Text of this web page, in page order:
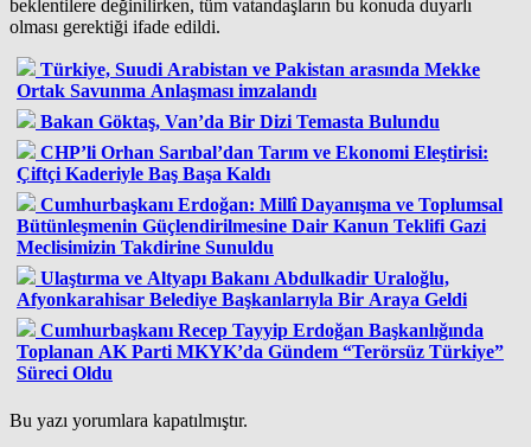
beklentilere değinilirken, tüm vatandaşların bu konuda duyarlı
olması gerektiği ifade edildi.
Türkiye, Suudi Arabistan ve Pakistan arasında Mekke
Ortak Savunma Anlaşması imzalandı
Bakan Göktaş, Van’da Bir Dizi Temasta Bulundu
CHP’li Orhan Sarıbal’dan Tarım ve Ekonomi Eleştirisi:
Çiftçi Kaderiyle Baş Başa Kaldı
Cumhurbaşkanı Erdoğan: Millî Dayanışma ve Toplumsal
Bütünleşmenin Güçlendirilmesine Dair Kanun Teklifi Gazi
Meclisimizin Takdirine Sunuldu
Ulaştırma ve Altyapı Bakanı Abdulkadir Uraloğlu,
Afyonkarahisar Belediye Başkanlarıyla Bir Araya Geldi
Cumhurbaşkanı Recep Tayyip Erdoğan Başkanlığında
Toplanan AK Parti MKYK’da Gündem “Terörsüz Türkiye”
Süreci Oldu
Bu yazı yorumlara kapatılmıştır.